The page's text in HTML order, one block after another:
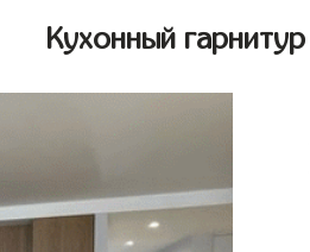
Кухонный гарнитур